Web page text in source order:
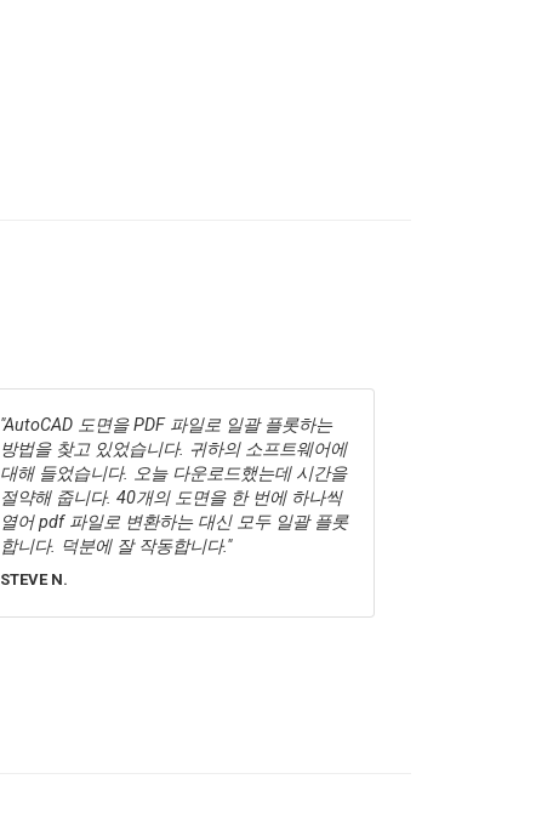
당신은 훌륭한 제품을 가지고 있습니다. 사용
하기 쉽고 매우 효과적입니다. 저는 1980년부
터 컴퓨터 사업을 시작했습니다. 그리고 대부
분의 경우 컴퓨터는 저를 짜증나게 합니다. 그
러나 때때로 저를 미소 짓게 만드는 무언가가
찾아옵니다. doPDF는 그 중 하나입니다. 일해
주셔서 감사합니다.